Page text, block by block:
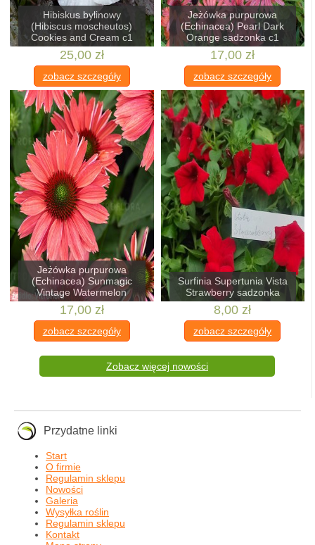
Hibiskus bylinowy
(Hibiscus moscheutos)
Cookies and Cream c1
25,00 zł
zobacz szczegóły
Jeżówka purpurowa
(Echinacea) Pearl Dark
Orange sadzonka c1
17,00 zł
zobacz szczegóły
Jeżówka purpurowa
(Echinacea) Sunmagic
Vintage Watermelon
17,00 zł
zobacz szczegóły
Surfinia Supertunia Vista
Strawberry sadzonka
8,00 zł
zobacz szczegóły
Zobacz więcej nowości
Przydatne linki
Start
O firmie
Regulamin sklepu
Nowości
Galeria
Wysyłka roślin
Regulamin sklepu
Kontakt